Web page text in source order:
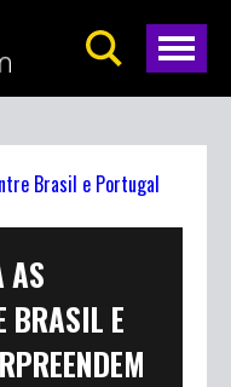
AS
BRASIL E